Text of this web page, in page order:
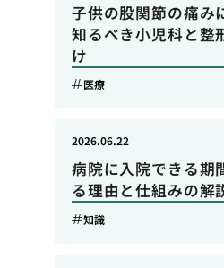
子供の股関節の痛み
知るべき小児科と整
け
医療
病院に入院できる期
る理由と仕組みの解
2026.06.22
知識